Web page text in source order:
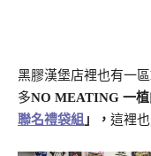
黑膠漢堡店裡也有一區
多NO MEATING 一
聯名禮袋組 」， 這裡